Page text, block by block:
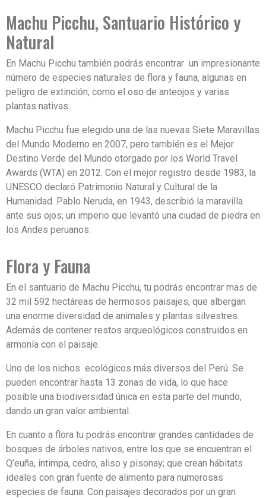
Machu Picchu, Santuario Histórico y
Natural
En Machu Picchu también podrás encontrar un impresionante
número de especies naturales de flora y fauna, algunas en
peligro de extinción, como el oso de anteojos y varias
plantas nativas.
Machu Picchu fue elegido una de las nuevas Siete Maravillas
del Mundo Moderno en 2007, pero también es el Mejor
Destino Verde del Mundo otorgado por los World Travel
Awards (WTA) en 2012. Con el mejor registro desde 1983, la
UNESCO declaró Patrimonio Natural y Cultural de la
Humanidad. Pablo Neruda, en 1943, describió la maravilla
ante sus ojos; un imperio que levantó una ciudad de piedra en
los Andes peruanos.
Flora y Fauna
En el santuario de Machu Picchu, tu podrás encontrar mas de
32 mil 592 hectáreas de hermosos paisajes, que albergan
una enorme diversidad de animales y plantas silvestres.
Además de contener restos arqueológicos construidos en
armonía con el paisaje.
Uno de los nichos ecológicos más diversos del Perú. Se
pueden encontrar hasta 13 zonas de vida, lo que hace
posible una biodiversidad única en esta parte del mundo,
dando un gran valor ambiental.
En cuanto a flora tu podrás encontrar grandes cantidades de
bosques de árboles nativos, entre los que se encuentran el
Q’euña, intimpa, cedro, aliso y pisonay; que crean hábitats
ideales con gran fuente de alimento para numerosas
especies de fauna. Con paisajes decorados por un gran